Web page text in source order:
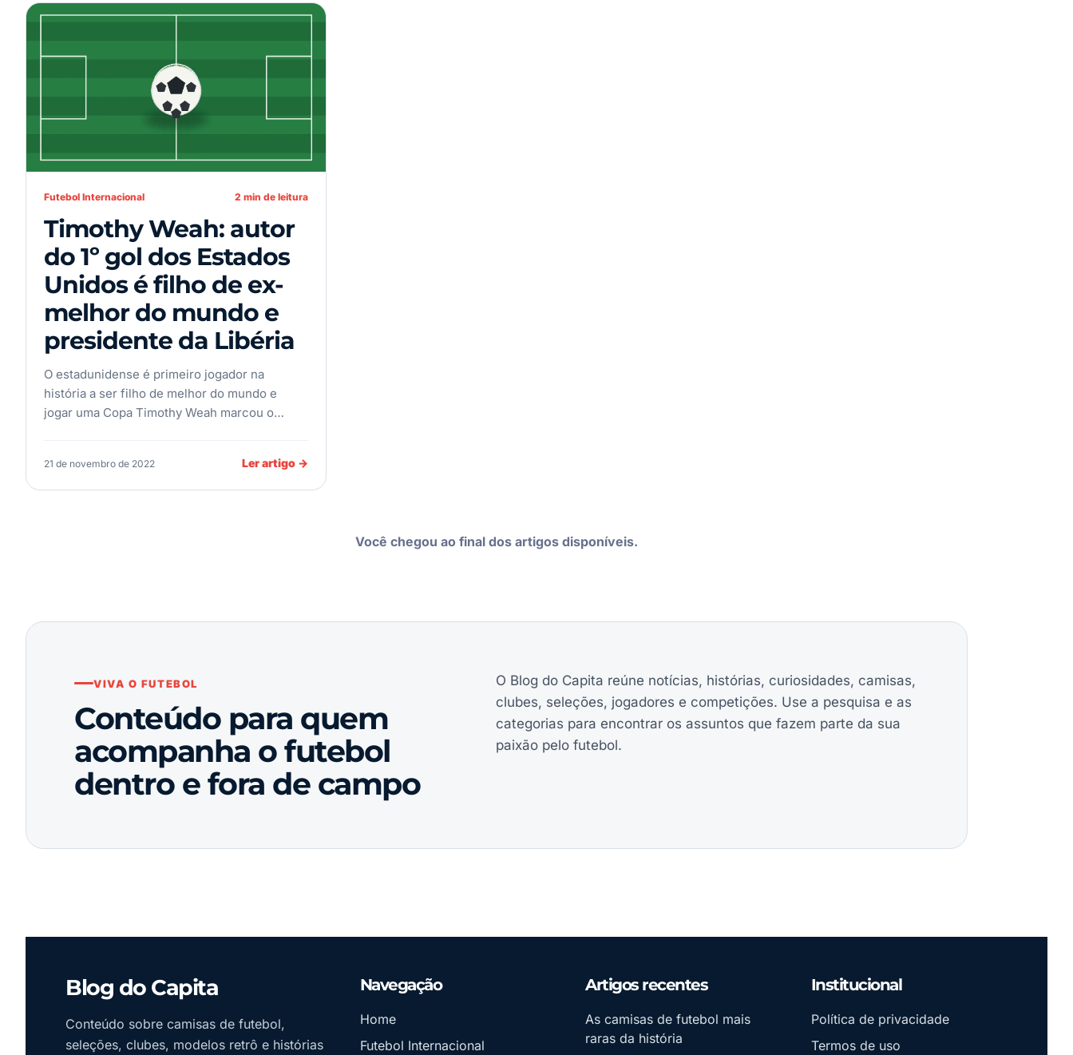
Futebol Internacional 2 min de leitura
Timothy Weah: autor
do 1º gol dos Estados
Unidos é filho de ex-
melhor do mundo e
presidente da Libéria
O estadunidense é primeiro jogador na
história a ser filho de melhor do mundo e
jogar uma Copa Timothy Weah marcou o…
21 de novembro de 2022 Ler artigo →
Você chegou ao final dos artigos disponíveis.
VIVA O FUTEBOL
Conteúdo para quem
acompanha o futebol
dentro e fora de campo
O Blog do Capita reúne notícias, histórias, curiosidades, camisas,
clubes, seleções, jogadores e competições. Use a pesquisa e as
categorias para encontrar os assuntos que fazem parte da sua
paixão pelo futebol.
Blog do Capita
Conteúdo sobre camisas de futebol,
seleções, clubes, modelos retrô e histórias
Navegação
Home
Futebol Internacional
Artigos recentes
As camisas de futebol mais
raras da história
Institucional
Política de privacidade
Termos de uso